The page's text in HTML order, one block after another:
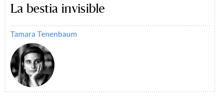
La bestia invisible
Tamara Tenenbaum